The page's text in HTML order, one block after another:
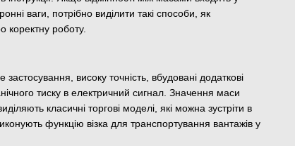
ваги, потрібно виділити такі способи, як
коректну роботу.
високу точність, вбудовані додаткові
тиску в електричний сигнал. Значення маси
класичні торгові моделі, які можна зустріти в
функцію візка для транспортування вантажів у